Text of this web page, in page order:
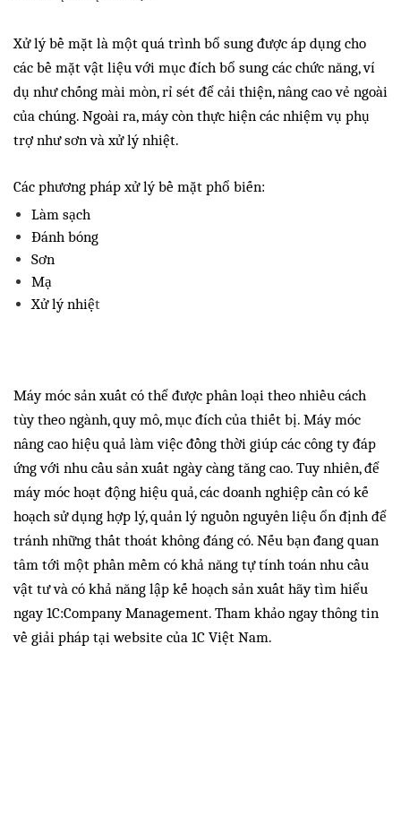
Xử lý bề mặt là một quá trình bổ sung được áp dụng cho
các bề mặt vật liệu với mục đích bổ sung các chức năng, ví
dụ như chống mài mòn, rỉ sét để cải thiện, nâng cao vẻ ngoài
của chúng. Ngoài ra, máy còn thực hiện các nhiệm vụ phụ
trợ như sơn và xử lý nhiệt.
Các phương pháp xử lý bề mặt phổ biến:
Làm sạch
Đánh bóng
Sơn
Mạ
Xử lý nhiệt
Máy móc sản xuất có thể được phân loại theo nhiều cách
tùy theo ngành, quy mô, mục đích của thiết bị. Máy móc
nâng cao hiệu quả làm việc đồng thời giúp các công ty đáp
ứng với nhu cầu sản xuất ngày càng tăng cao. Tuy nhiên, để
máy móc hoạt động hiệu quả, các doanh nghiệp cần có kế
hoạch sử dụng hợp lý, quản lý nguồn nguyên liệu ổn định để
tránh những thất thoát không đáng có. Nếu bạn đang quan
tâm tới một phần mềm có khả năng tự tính toán nhu cầu
vật tư và có khả năng lập kế hoạch sản xuất hãy tìm hiểu
ngay 1C:Company Management. Tham khảo ngay thông tin
về giải pháp tại website của 1C Việt Nam.